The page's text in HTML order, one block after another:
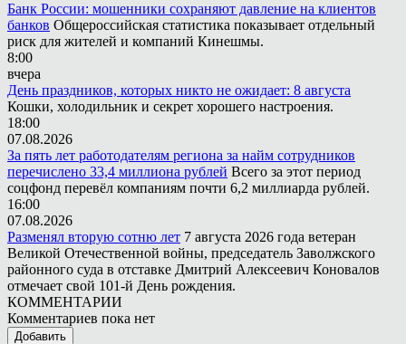
Банк России: мошенники сохраняют давление на клиентов
банков Общероссийская статистика показывает отдельный
риск для жителей и компаний Кинешмы.
8:00
вчера
День праздников, которых никто не ожидает: 8 августа
Кошки, холодильник и секрет хорошего настроения.
18:00
07.08.2026
За пять лет работодателям региона за найм сотрудников
перечислено 33,4 миллиона рублей Всего за этот период
соцфонд перевёл компаниям почти 6,2 миллиарда рублей.
16:00
07.08.2026
Разменял вторую сотню лет 7 августа 2026 года ветеран
Великой Отечественной войны, председатель Заволжского
районного суда в отставке Дмитрий Алексеевич Коновалов
отмечает свой 101-й День рождения.
КОММЕНТАРИИ
Комментариев пока нет
Добавить